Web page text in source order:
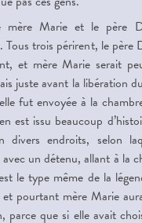
mère Marie et le père
Tous trois périrent, le
et mère Marie serait
juste avant la libération
fut envoyée à la
est issu beaucoup
divers endroits, selon
un détenu, allant à la
le type même de la
et pourtant mère Marie
parce que si elle avait